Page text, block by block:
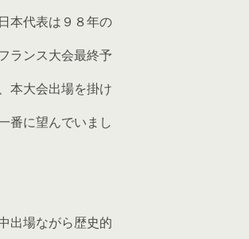
本代表は９８年の
ランス大会最終予
本大会出場を掛け
番に望んでいまし
出場ながら歴史的